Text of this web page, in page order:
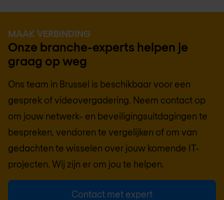
MAAK VERBINDING
Onze branche-experts helpen je
graag op weg
Ons team in Brussel is beschikbaar voor een
gesprek of videovergadering. Neem contact op
om jouw netwerk- en beveiligingsuitdagingen te
bespreken, vendoren te vergelijken of om van
gedachten te wisselen over jouw komende IT-
projecten. Wij zijn er om jou te helpen.
Contact met expert